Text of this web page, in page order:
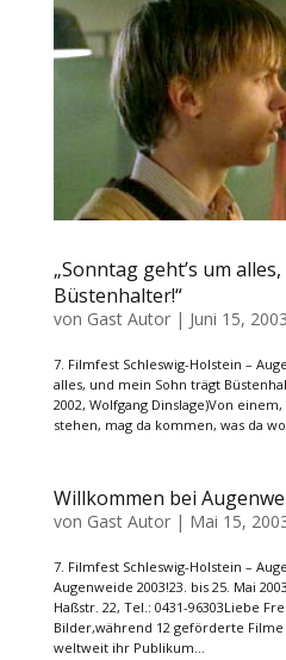
„Sonntag geht’s um
Büstenhalter!“
von Gast Autor| Juni 15, 2003
7. Filmfest Schleswig-Holstein –
alles, und mein Sohn trägt
2002, Wolfgang Dinslage)Von
stehen, mag da kommen, was da
Willkommen bei
von Gast Autor| Mai 15,
7. Filmfest Schleswig-Holstein –
Augenweide 2003!23. bis 25. Mai
Haßstr. 22, Tel.: 0431-96303Liebe
Bilder,während 12 geförderte Filme
weltweit ihr Publikum...